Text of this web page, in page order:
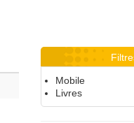
Mobile
Livres